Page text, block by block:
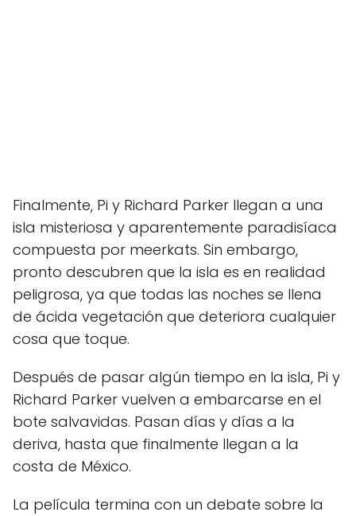
Finalmente, Pi y Richard Parker llegan a una
isla misteriosa y aparentemente paradisíaca
compuesta por meerkats. Sin embargo,
pronto descubren que la isla es en realidad
peligrosa, ya que todas las noches se llena
de ácida vegetación que deteriora cualquier
cosa que toque.
Después de pasar algún tiempo en la isla, Pi y
Richard Parker vuelven a embarcarse en el
bote salvavidas. Pasan días y días a la
deriva, hasta que finalmente llegan a la
costa de México.
La película termina con un debate sobre la